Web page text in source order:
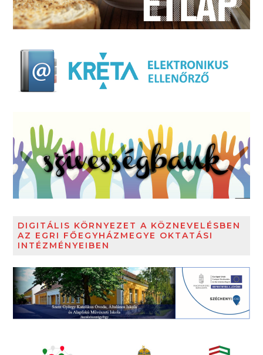
DIGITÁLIS KÖRNYEZET A KÖZNEVELÉSBEN
AZ EGRI FŐEGYHÁZMEGYE OKTATÁSI
INTÉZMÉNYEIBEN